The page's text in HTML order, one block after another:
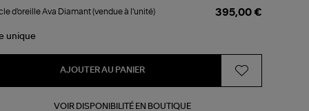
d'oreille Ava Diamant (vendue à l'unité) 395,00 €
unique
AJOUTER AU PANIER
VOIR DISPONIBILITÉ EN BOUTIQUE